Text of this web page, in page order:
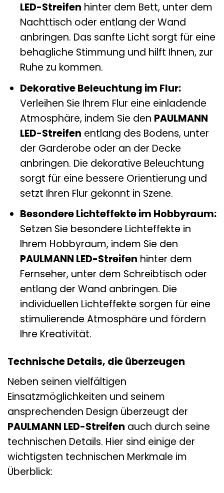
LED-Streifen hinter dem Bett, unter dem
Nachttisch oder entlang der Wand
anbringen. Das sanfte Licht sorgt für eine
behagliche Stimmung und hilft Ihnen, zur
Ruhe zu kommen.
Dekorative Beleuchtung im Flur:
Verleihen Sie Ihrem Flur eine einladende
Atmosphäre, indem Sie den PAULMANN
LED-Streifen entlang des Bodens, unter
der Garderobe oder an der Decke
anbringen. Die dekorative Beleuchtung
sorgt für eine bessere Orientierung und
setzt Ihren Flur gekonnt in Szene.
Besondere Lichteffekte im Hobbyraum:
Setzen Sie besondere Lichteffekte in
Ihrem Hobbyraum, indem Sie den
PAULMANN LED-Streifen hinter dem
Fernseher, unter dem Schreibtisch oder
entlang der Wand anbringen. Die
individuellen Lichteffekte sorgen für eine
stimulierende Atmosphäre und fördern
Ihre Kreativität.
Technische Details, die überzeugen
Neben seinen vielfältigen
Einsatzmöglichkeiten und seinem
ansprechenden Design überzeugt der
PAULMANN LED-Streifen auch durch seine
technischen Details. Hier sind einige der
wichtigsten technischen Merkmale im
Überblick: